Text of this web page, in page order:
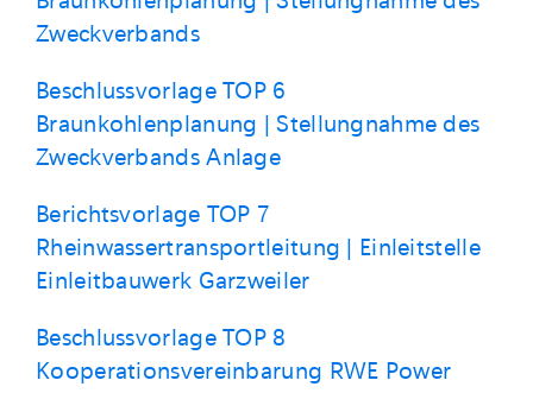
Zweckverbands
Beschlussvorlage TOP 6
Braunkohlenplanung | Stellungnahme des
Zweckverbands Anlage
Berichtsvorlage TOP 7
Rheinwassertransportleitung | Einleitstelle
Einleitbauwerk Garzweiler
Beschlussvorlage TOP 8
Kooperationsvereinbarung RWE Power